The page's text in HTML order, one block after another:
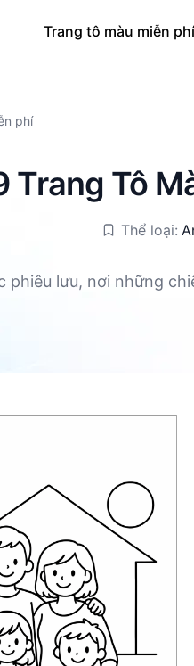
Trang tô màu miễn phí
phí
Trang Tô
Thể loại:
phiêu lưu, nơi những
quyết tâm mãnh liệt
trang tô màu